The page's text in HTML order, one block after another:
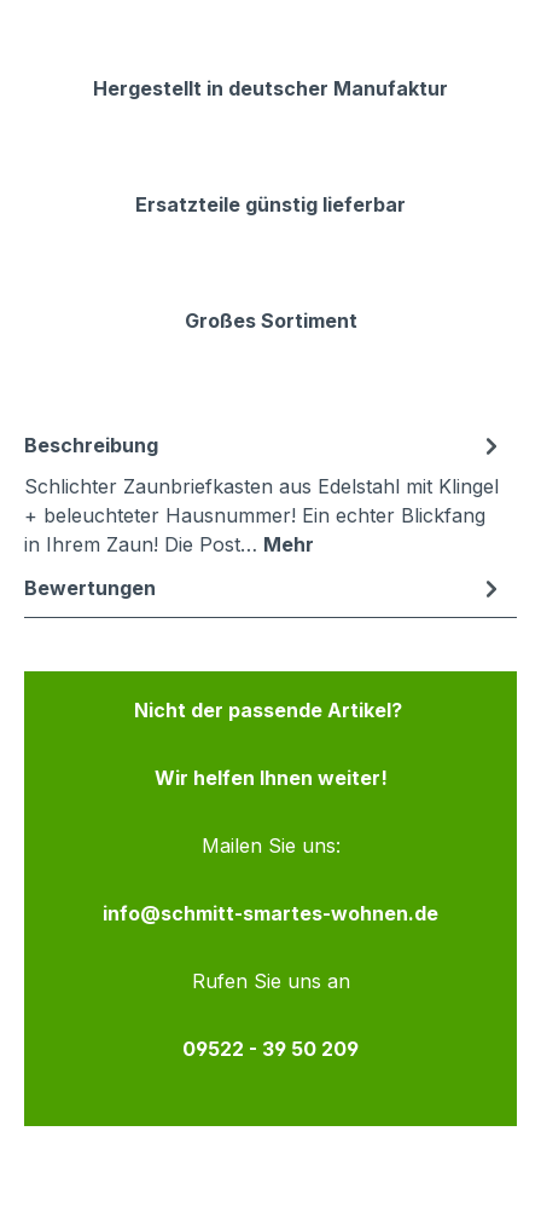
Hergestellt in deutscher Manufaktur
Ersatzteile günstig lieferbar
Großes Sortiment
Beschreibung
Schlichter Zaunbriefkasten aus Edelstahl mit Klingel
+ beleuchteter Hausnummer! Ein echter Blickfang
in Ihrem Zaun! Die Post… Mehr
Bewertungen
Nicht der passende Artikel?
Wir helfen Ihnen weiter!
Mailen Sie uns:
info@schmitt-smartes-wohnen.de
Rufen Sie uns an
09522 - 39 50 209